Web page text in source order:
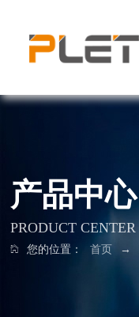
产品中心
PRODUCT CENTER
您的位置： 首页 →